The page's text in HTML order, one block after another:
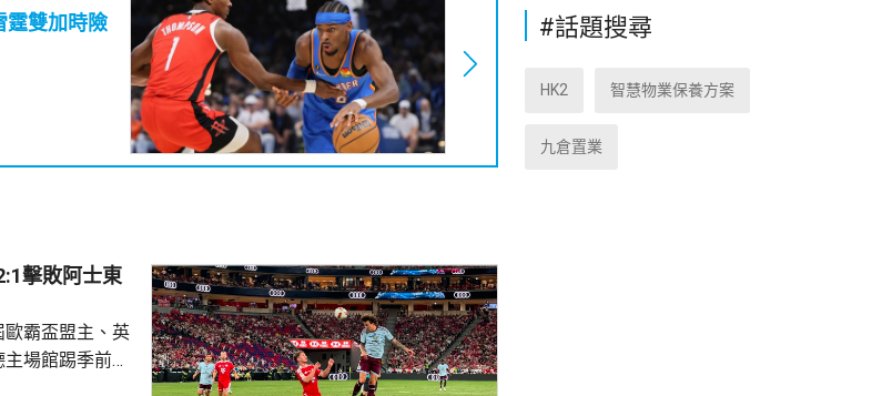
雙加時險
擊敗阿士東
霸盃盟主、英
場館踢季前熱
#話題搜尋
HK2 智慧物業保養方案
九倉置業